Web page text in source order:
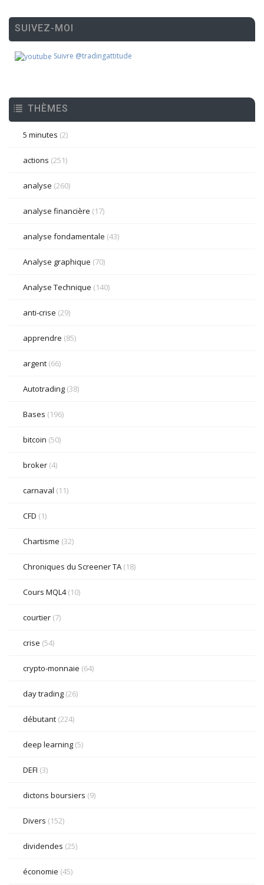
SUIVEZ-MOI
Suivre @tradingattitude
THÈMES
5 minutes (2)
actions (251)
analyse (260)
analyse financière (17)
analyse fondamentale (43)
Analyse graphique (70)
Analyse Technique (140)
anti-crise (29)
apprendre (85)
argent (66)
Autotrading (38)
Bases (196)
bitcoin (50)
broker (4)
carnaval (11)
CFD (1)
Chartisme (32)
Chroniques du Screener TA (18)
Cours MQL4(10)
courtier (7)
crise (54)
crypto-monnaie (64)
day trading (26)
débutant (224)
deep learning (5)
DEFI (3)
dictons boursiers (9)
Divers (152)
dividendes (25)
économie (45)